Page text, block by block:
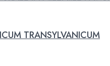
TRANSYLVANICUM